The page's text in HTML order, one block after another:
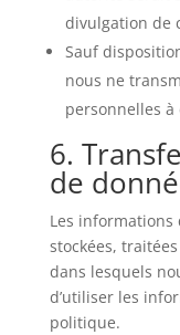
divulgation de
Sauf
nous ne
personnelles
6.
de
Les informations
stockées,
dans lesquels
d’utiliser les
politique.